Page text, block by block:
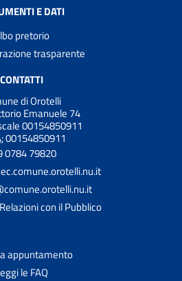
E DATI
pretorio
trasparente
CONTATTI
di Orotelli
Emanuele 74
00154850911
00154850911
0784 79820
con il Pubblico
appuntamento
le FAQ